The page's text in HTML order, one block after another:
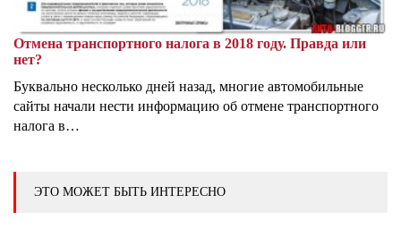
Отмена транспортного налога в 2018 году. Правда или
нет?
Буквально несколько дней назад, многие автомобильные
сайты начали нести информацию об отмене транспортного
налога в…
ЭТО МОЖЕТ БЫТЬ ИНТЕРЕСНО